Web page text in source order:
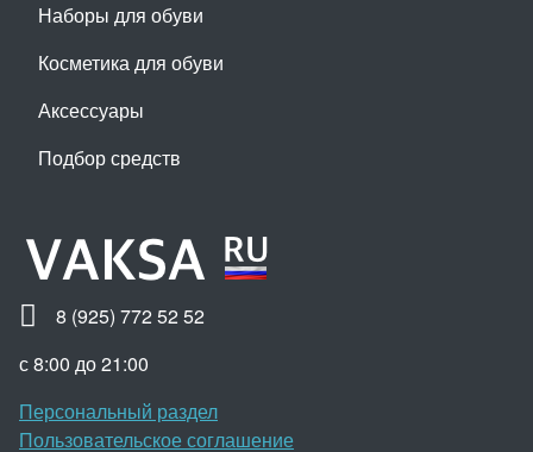
Наборы для обуви
Косметика для обуви
Аксессуары
Подбор средств
8 (925) 772 52 52
с 8:00 до 21:00
Персональный раздел
Пользовательское соглашение